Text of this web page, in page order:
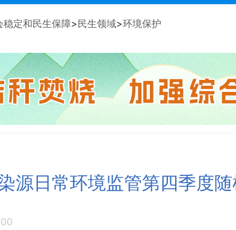
稳定和民生保障>民生领域>环境保护
源日常环境监管第四季度